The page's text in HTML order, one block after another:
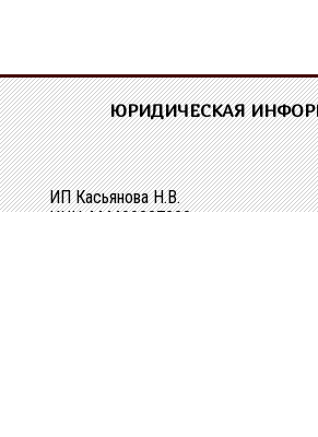
ЮРИДИЧЕСКАЯ
ИП Касьянова Н.В.
ИНН 444400337228